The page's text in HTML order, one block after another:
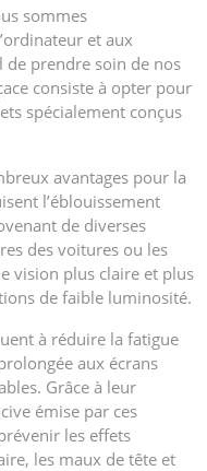
sommes
et aux
de prendre soin de nos
consiste à opter pour
spécialement conçus
avantages pour la
l’éblouissement
de diverses
des voitures ou les
vision plus claire et plus
de faible luminosité.
à réduire la fatigue
aux écrans
Grâce à leur
émise par ces
les effets
les maux de tête et